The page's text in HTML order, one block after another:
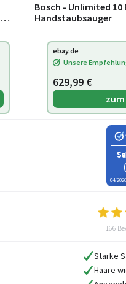
Bosch - Unlimited 10
Handstaubsauger
ebay.de
Unsere
629,99 €
04/2026
166
Starke
Haare